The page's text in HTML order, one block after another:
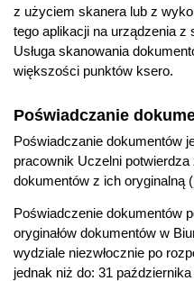
z użyciem skanera lub z
tego aplikacji na urządzenia z
Usługa skanowania
większości punktów ksero.
Poświadczanie
Poświadczanie dokumentów
pracownik Uczelni
dokumentów z ich oryginalną
Poświadczenie dokumentów
oryginałów dokumentów w
wydziale niezwłocznie po
jednak niż do: 31